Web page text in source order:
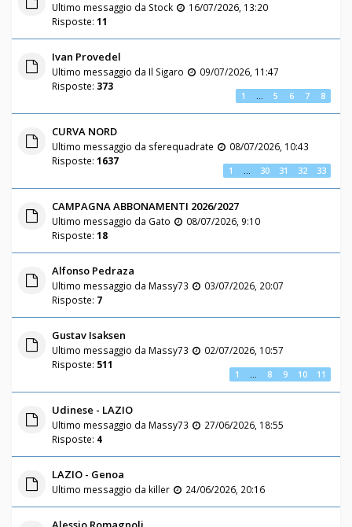
Ultimo messaggio da Stock
16/07/2026, 13:20
Risposte: 11
Ivan Provedel
Ultimo messaggio da Il Sigaro
09/07/2026, 11:47
Risposte: 373
1 … 5 6 7 8
CURVA NORD
Ultimo messaggio da sferequadrate
08/07/2026, 10:43
Risposte: 1637
1 … 30 31 32 33
CAMPAGNA ABBONAMENTI 2026/2027
Ultimo messaggio da Gato
08/07/2026, 9:10
Risposte: 18
Alfonso Pedraza
Ultimo messaggio da Massy73
03/07/2026, 20:07
Risposte: 7
Gustav Isaksen
Ultimo messaggio da Massy73
02/07/2026, 10:57
Risposte: 511
1 … 8 9 10 11
Udinese - LAZIO
Ultimo messaggio da Massy73
27/06/2026, 18:55
Risposte: 4
LAZIO - Genoa
Ultimo messaggio da killer 24/06/2026, 20:16